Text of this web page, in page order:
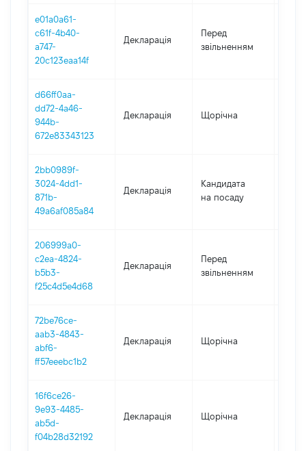
e01a0a61-
c61f-4b40-
a747-
20c123eaa14f
Декларація
Перед
звільненням
d66ff0aa-
dd72-4a46-
944b-
672e83343123
Декларація Щорічна
2bb0989f-
3024-4dd1-
871b-
49a6af085a84
Декларація
Кандидата
на посаду
206999a0-
c2ea-4824-
b5b3-
f25c4d5e4d68
Декларація
Перед
звільненням
72be76ce-
aab3-4843-
abf6-
ff57eeebc1b2
Декларація Щорічна
16f6ce26-
9e93-4485-
ab5d-
f04b28d32192
Декларація Щорічна